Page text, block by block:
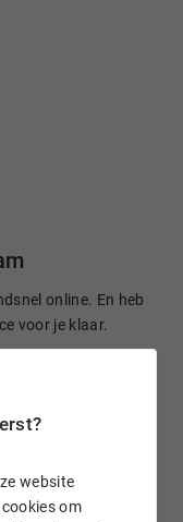
website
om
online. En heb
voor je klaar.
een site of je
geregeld.